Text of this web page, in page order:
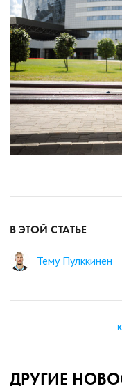
В ЭТОЙ СТАТЬЕ
Тему Пулккинен
ДРУГИЕ